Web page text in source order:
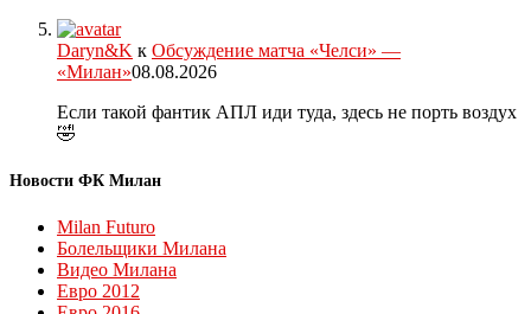
Daryn&K к Обсуждение матча «Челси» —
«Милан»08.08.2026
Если такой фантик АПЛ иди туда, здесь не порть воздух
🤣
Новости ФК Милан
Milan Futuro
Болельщики Милана
Видео Милана
Евро 2012